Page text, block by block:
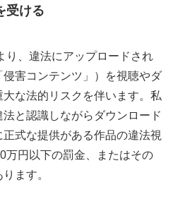
受ける
り、違法にアップロードされ
害コンテンツ」）を視聴やダ
な法的リスクを伴います。私
と認識しながらダウンロード
式な提供がある作品の違法視
万円以下の罰金、またはその
ます。